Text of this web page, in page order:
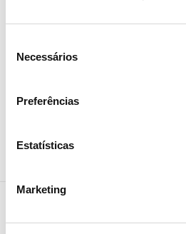
Necessários
Preferências
Estatísticas
Marketing